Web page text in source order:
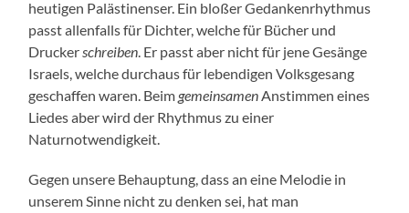
heutigen Palästinenser. Ein bloßer Gedankenrhythmus
passt allenfalls für Dichter, welche für Bücher und
Druckerschreiben. Er passt aber nicht für jene Gesänge
Israels, welche durchaus für lebendigen Volksgesang
geschaffen waren. Beim gemeinsamenAnstimmen eines
Liedes aber wird der Rhythmus zu einer
Naturnotwendigkeit.
Gegen unsere Behauptung, dass an eine Melodie in
unserem Sinne nicht zu denken sei, hat man